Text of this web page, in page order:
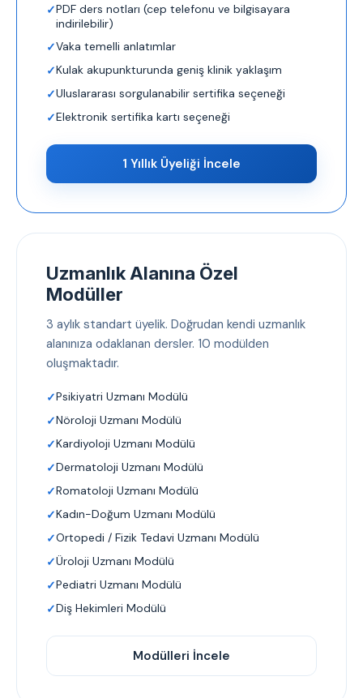
PDF ders notları (cep telefonu ve bilgisayara
indirilebilir)
Vaka temelli anlatımlar
Kulak akupunkturunda geniş klinik yaklaşım
Uluslararası sorgulanabilir sertifika seçeneği
Elektronik sertifika kartı seçeneği
1 Yıllık Üyeliği İncele
Uzmanlık Alanına Özel
Modüller
3 aylık standart üyelik. Doğrudan kendi uzmanlık
alanınıza odaklanan dersler. 10 modülden
oluşmaktadır.
Psikiyatri Uzmanı Modülü
Nöroloji Uzmanı Modülü
Kardiyoloji Uzmanı Modülü
Dermatoloji Uzmanı Modülü
Romatoloji Uzmanı Modülü
Kadın-Doğum Uzmanı Modülü
Ortopedi / Fizik Tedavi Uzmanı Modülü
Üroloji Uzmanı Modülü
Pediatri Uzmanı Modülü
Diş Hekimleri Modülü
Modülleri İncele